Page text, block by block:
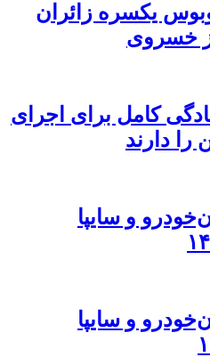
یکسره زائران
خسروی
کامل برای اجرای
را دارند
و سایپا
و سایپا